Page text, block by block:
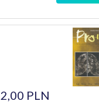
wspomnienia jego
2,00 PLN